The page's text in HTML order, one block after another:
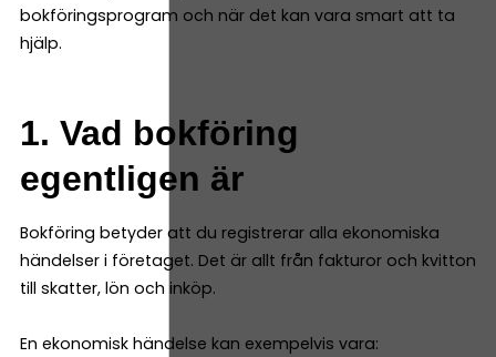
bokföringsprogram och när det kan vara smart att ta
hjälp.
1. Vad bokföring
egentligen är
Bokföring betyder att du registrerar alla ekonomiska
händelser i företaget. Det är allt från fakturor och kvitton
till skatter, lön och inköp.
En ekonomisk händelse kan exempelvis vara: